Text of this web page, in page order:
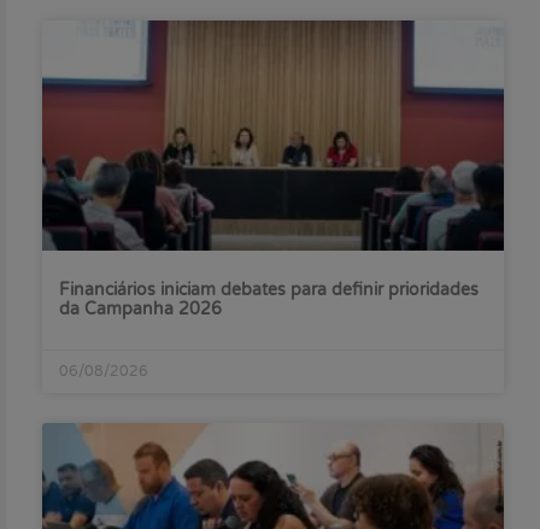
Financiários iniciam debates para definir prioridades
da Campanha 2026
06/08/2026